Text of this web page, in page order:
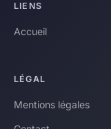
LIENS
Accueil
LÉGAL
Mentions légales